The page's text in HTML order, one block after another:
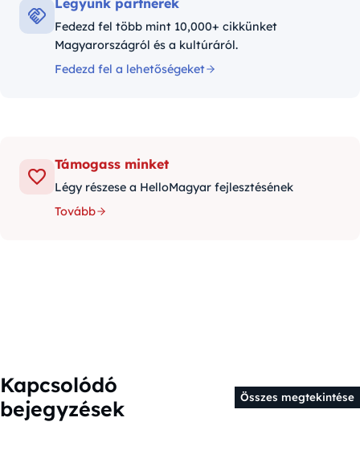
Fedezd fel több mint 10,000+ cikkünket
Magyarországról és a kultúráról.
Fedezd fel a lehetőségeket
Támogass minket
Légy részese a HelloMagyar fejlesztésének
Tovább
Kapcsolódó
bejegyzések
Összes megtekintése